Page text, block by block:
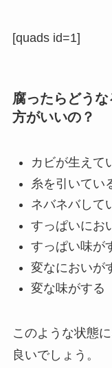
[quads id=1]
腐ったらどう
方がいいの？
カビが生えて
糸を引いてい
ネバネバして
すっぱいにお
すっぱい味が
変なにおいが
変な味がする
このような状態
良いでしょう。